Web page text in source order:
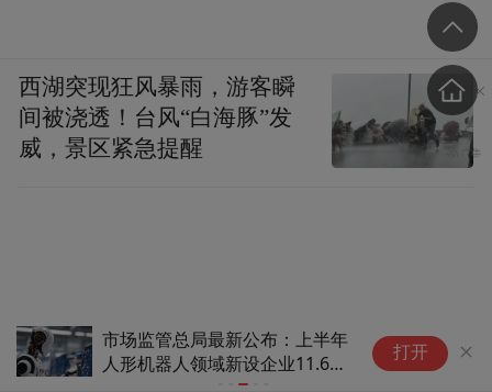
市场监管总局最新公布：上半年
人形机器人领域新设企业11.6万
户，新能源汽车相关企业注销
打开
西湖突现狂风暴雨，游客瞬
间被浇透！台风“白海豚”发
威，景区紧急提醒